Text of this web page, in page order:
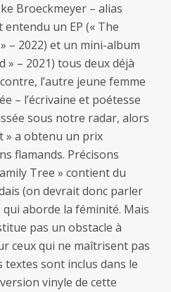
Broeckmeyer – alias
entendu un EP (« The
– 2022) et un mini-album
» – 2021) tous deux déjà
l’autre jeune femme
– l’écrivaine et poétesse
sous notre radar, alors
» a obtenu un prix
flamands. Précisons
Tree » contient du
(on devrait donc parler
aborde la féminité. Mais
pas un obstacle à
ceux qui ne maîtrisent pas
textes sont inclus dans le
vinyle de cette